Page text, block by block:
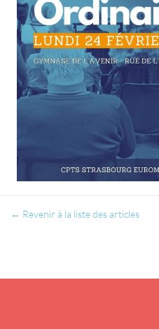
← Revenir à la liste des articles